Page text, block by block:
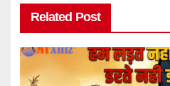
Related Post